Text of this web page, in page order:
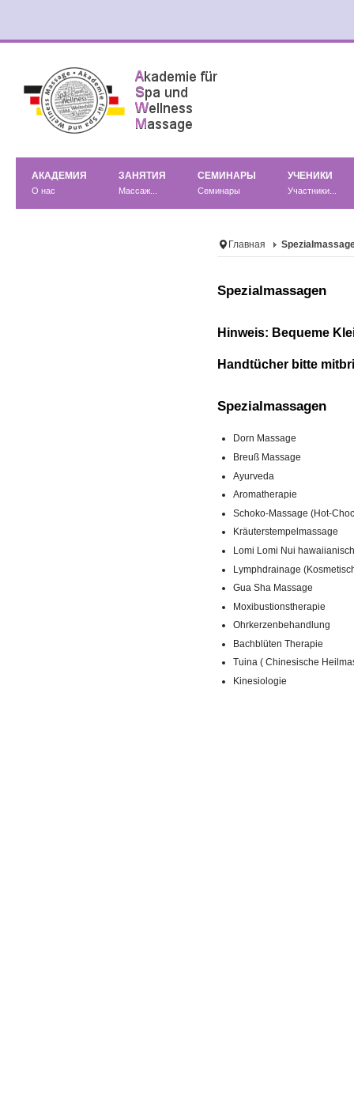
АКАДЕМИЯ
О нас
ЗАНЯТИЯ
Массаж...
СЕМИНАРЫ
Семинары
УЧЕНИКИ
Участники...
Главная
Spezialmassagen
Hinweis: Bequeme
Handtücher bitte
Spezialmassagen
Dorn Massage
Breuß Massage
Ayurveda
Aromatherapie
Schoko-Massage (Hot-
Kräuterstempelmassage
Lomi Lomi Nui
Lymphdrainage
Gua Sha Massage
Moxibustionstherapie
Ohrkerzenbehandlung
Bachblüten Therapie
Tuina ( Chinesische
Kinesiologie